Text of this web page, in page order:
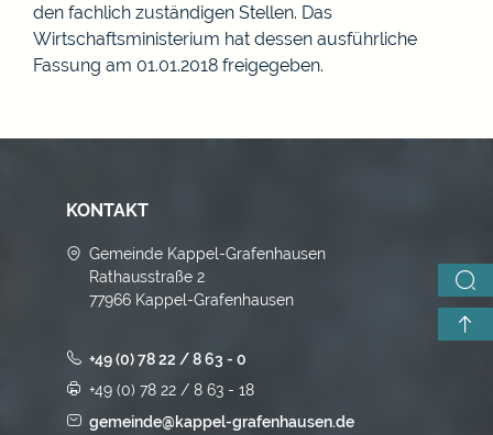
den fachlich zuständigen Stellen. Das
Wirtschaftsministerium hat dessen ausführliche
Fassung am 01.01.2018 freigegeben.
KONTAKT
Gemeinde Kappel-Grafenhausen
Rathausstraße 2
77966 Kappel-Grafenhausen
+49 (0) 78 22 / 8 63 - 0
+49 (0) 78 22 / 8 63 - 18
gemeinde@kappel-grafenhausen.de